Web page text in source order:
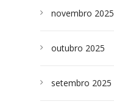
novembro 2025
outubro 2025
setembro 2025